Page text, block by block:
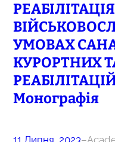
РЕАБІЛІТАЦІЯ
УМОВАХ
КУРОРТНИХ
Монографія